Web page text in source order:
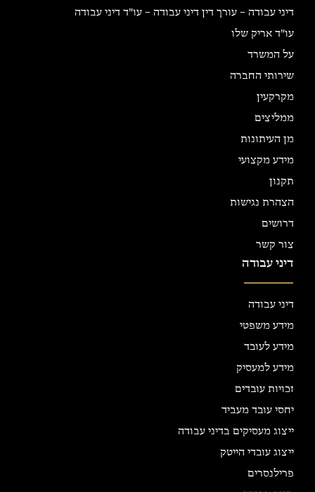
דיני עבודה – עורך דין דיני עבודה – עו"ד דיני עבודה
עו"ד אריק שלו
על המשרד
שירותי החברה
מקרקעין
ממליצים
מן העיתונות
מידע מקצועי
תקנון
הצהרת נגישות
דרושים
צור קשר
דיני עבודה
דיני עבודה
מידע משפטי
מידע לעובד
מידע למעסיק
זכויות עובדים
יחסי עובד מעביד
ייצוג מעסיקים בדיני עבודה
ייצוג עובדי הייטק
פרילנסרים